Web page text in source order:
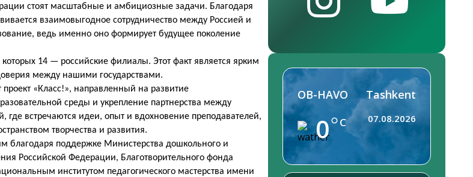
стоят масштабные и амбициозные задачи. Благодаря
взаимовыгодное сотрудничество между Россией и
ведь именно оно формирует будущее поколение
14 — российские филиалы. Этот факт является ярким
между нашими государствами.
проект «Класс!», направленный на развитие
среды и укрепление партнерства между
где встречаются идеи, опыт и вдохновение преподавателей,
творчества и развития.
благодаря поддержке Министерства дошкольного и
Российской Федерации, Благотворительного фонда
институтом педагогического мастерства имени
OB-HAVO
0 C
Tashkent
07.08.2026